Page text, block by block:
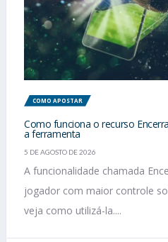
COMO APOSTAR
Como funciona o recurso
a ferramenta
5 DE AGOSTO DE 2026
A funcionalidade chamada
jogador com maior controle
veja como utilizá-la....